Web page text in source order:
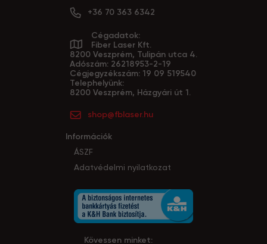
+36 70 363 6342
Cégadatok:
Fiber Laser Kft.
8200 Veszprém, Tulipán utca 4.
Adószám: 26218953-2-19
Cégjegyzékszám: 19 09 519540
Telephelyünk:
8200 Veszprém, Házgyári út 1.
shop@fblaser.hu
Információk
ÁSZF
Adatvédelmi nyilatkozat
Kövessen minket: